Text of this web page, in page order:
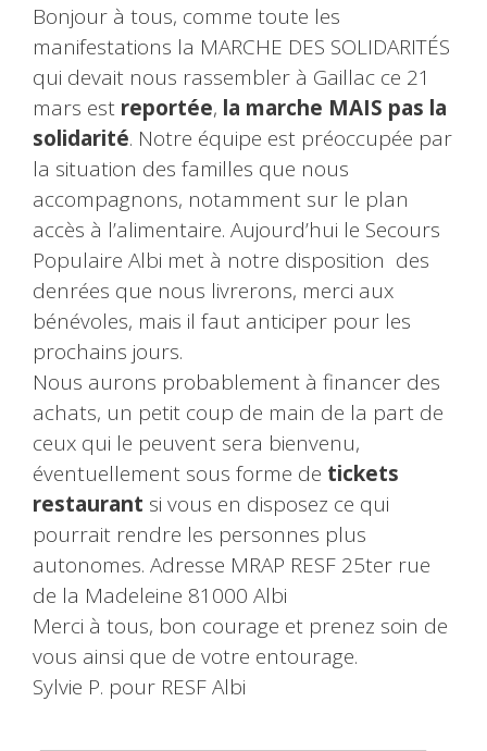
Bonjour à tous, comme toute les
manifestations la MARCHE DES SOLIDARITÉS
qui devait nous rassembler à Gaillac ce 21
mars est reportée, la marche MAIS pas la
solidarité. Notre équipe est préoccupée par
la situation des familles que nous
accompagnons, notamment sur le plan
accès à l’alimentaire. Aujourd’hui le Secours
Populaire Albi met à notre disposition des
denrées que nous livrerons, merci aux
bénévoles, mais il faut anticiper pour les
prochains jours.
Nous aurons probablement à financer des
achats, un petit coup de main de la part de
ceux qui le peuvent sera bienvenu,
éventuellement sous forme de tickets
restaurant si vous en disposez ce qui
pourrait rendre les personnes plus
autonomes. Adresse MRAP RESF 25ter rue
de la Madeleine 81000 Albi
Merci à tous, bon courage et prenez soin de
vous ainsi que de votre entourage.
Sylvie P. pour RESF Albi